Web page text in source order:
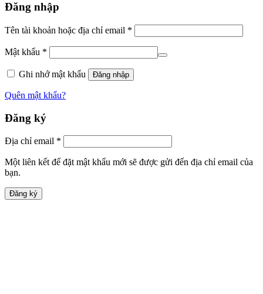
Đăng nhập
Tên tài khoản hoặc địa chỉ email *
Mật khẩu *
Ghi nhớ mật khẩu Đăng nhập
Quên mật khẩu?
Đăng ký
Địa chỉ email *
Một liên kết để đặt mật khẩu mới sẽ được gửi đến địa chỉ email của
bạn.
Đăng ký